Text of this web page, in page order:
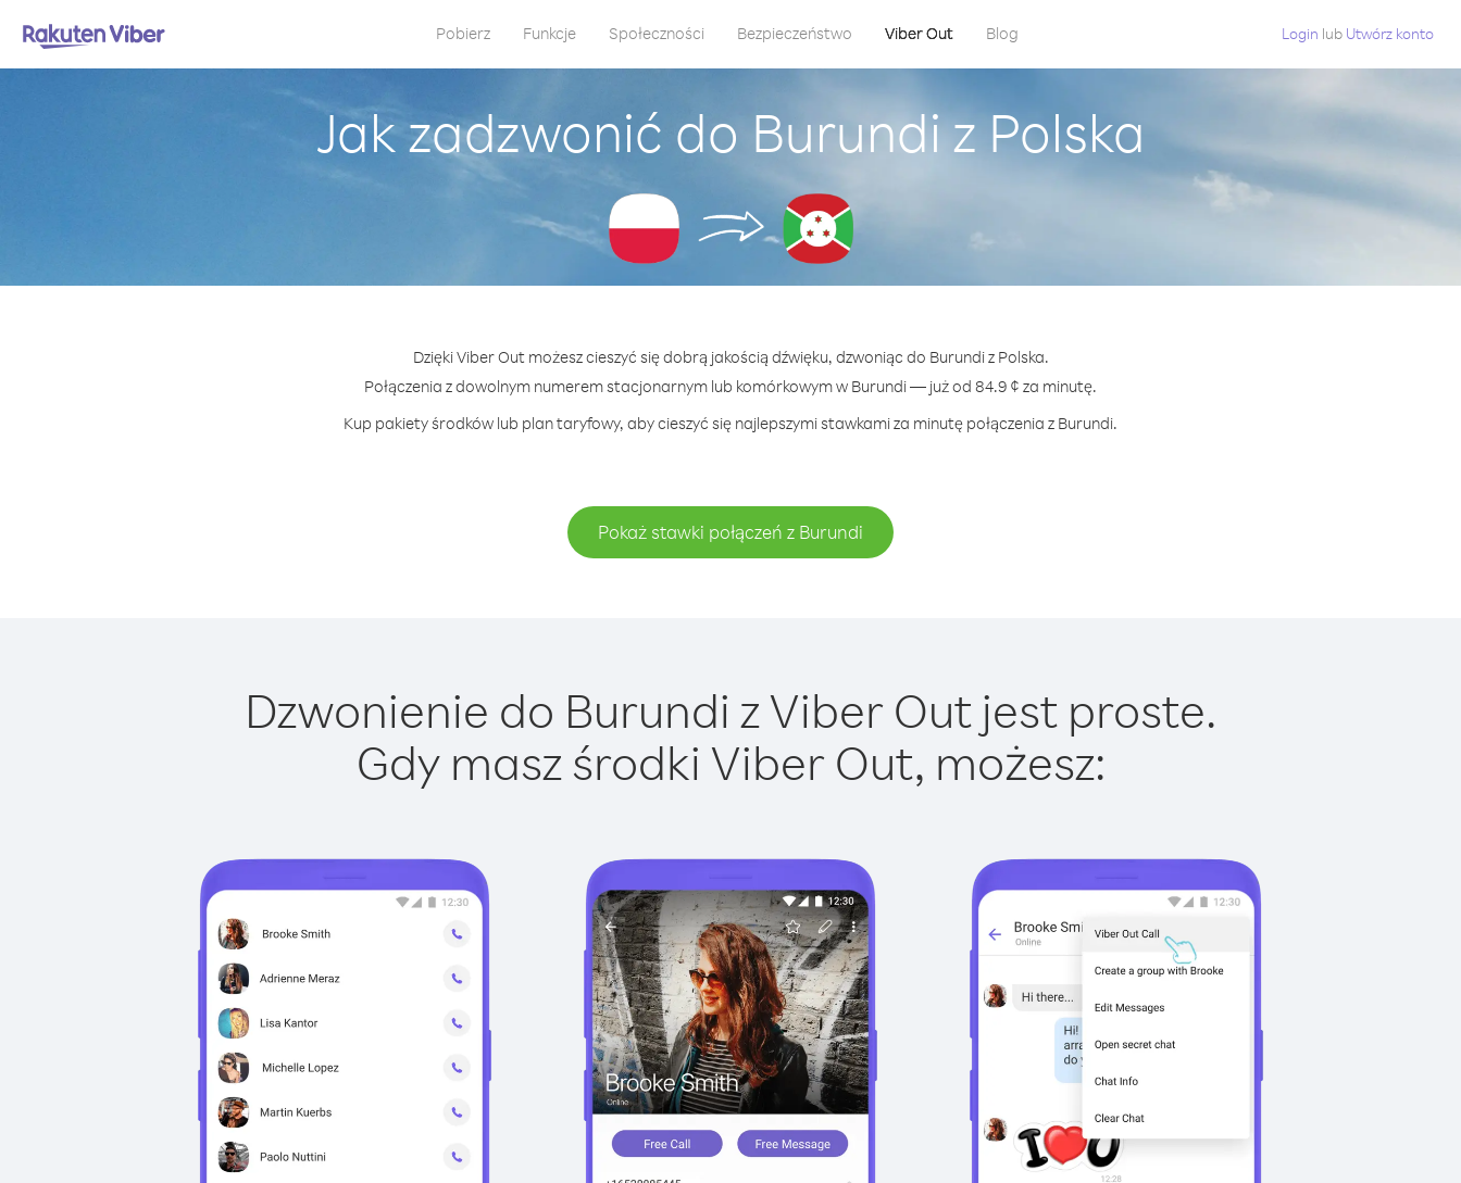
Pobierz Funkcje Społeczności Bezpieczeństwo Viber Out Blog Login lub Utwórz konto
Jak zadzwonić do Burundi z Polska
Dzięki Viber Out możesz cieszyć się dobrą jakością dźwięku, dzwoniąc do Burundi z Polska.
Połączenia z dowolnym numerem stacjonarnym lub komórkowym w Burundi — już od 84.9 ¢ za minutę.
Kup pakiety środków lub plan taryfowy, aby cieszyć się najlepszymi stawkami za minutę połączenia z Burundi.
Pokaż stawki połączeń z Burundi
Dzwonienie do Burundi z Viber Out jest proste.
Gdy masz środki Viber Out, możesz: